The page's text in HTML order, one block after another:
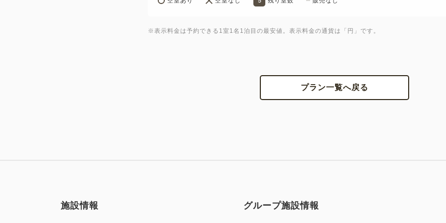
一部客室からは天気のいい日
記念日、女子旅、ご家族での
※表示料金は予約できる1室1名1泊目の最安値。表示料金の通貨は「円」です。
プラン一覧へ戻る
施設情報 グループ施設情報